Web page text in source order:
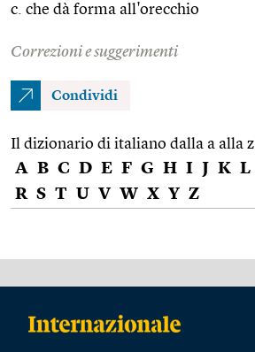
c. che dà forma all'orecchio
Correzioni e suggerimenti
Condividi
Il dizionario di italiano dalla a alla z
A B C D E F G H I J K L
R S T U V W X Y Z